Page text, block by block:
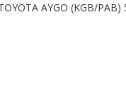
AYGO (KGB/PAB)